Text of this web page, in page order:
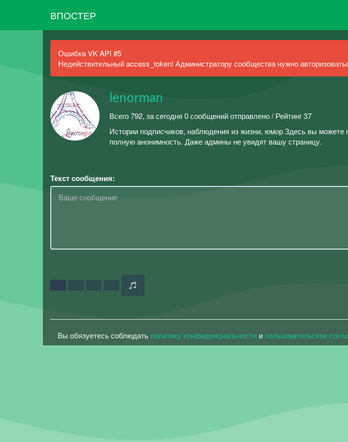
ВПОСТЕР
Ошибка VK API #5
Недействительный access_token! Администратору сообщества нужно
lenorman
Всего 792, за сегодня 0 сообщений отправлено / Рейтинг 37
Истории подписчиков, наблюдения из жизни, юмор Здесь вы можете
полную анонимность. Даже админы не увидят вашу страницу.
Текст сообщения:
Вы обязуетесь соблюдать политику конфиденциальности и пользовательское